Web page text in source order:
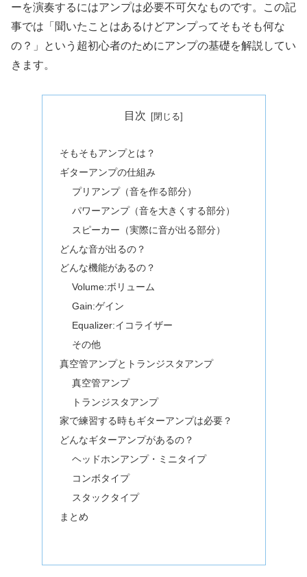
ーを演奏するにはアンプは必要不可欠なものです。この記
事では「聞いたことはあるけどアンプってそもそも何な
の？」という超初心者のためにアンプの基礎を解説してい
きます。
目次
そもそもアンプとは？
ギターアンプの仕組み
プリアンプ（音を作る部分）
パワーアンプ（音を大きくする部分）
スピーカー（実際に音が出る部分）
どんな音が出るの？
どんな機能があるの？
Volume:ボリューム
Gain:ゲイン
Equalizer:イコライザー
その他
真空管アンプとトランジスタアンプ
真空管アンプ
トランジスタアンプ
家で練習する時もギターアンプは必要？
どんなギターアンプがあるの？
ヘッドホンアンプ・ミニタイプ
コンボタイプ
スタックタイプ
まとめ